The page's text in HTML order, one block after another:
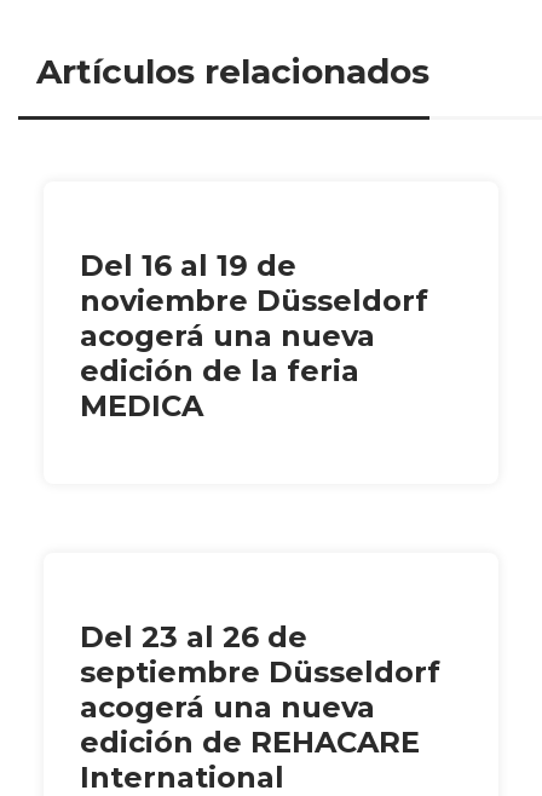
Artículos relacionados
Del 16 al 19 de
noviembre Düsseldorf
acogerá una nueva
edición de la feria
MEDICA
Del 23 al 26 de
septiembre Düsseldorf
acogerá una nueva
edición de REHACARE
International